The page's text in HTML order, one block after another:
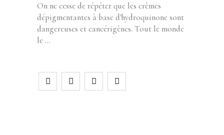
On ne cesse de répéter que les crèmes
dépigmentantes à base d'hydroquinone sont
dangereuses et cancérigènes. Tout le monde
le